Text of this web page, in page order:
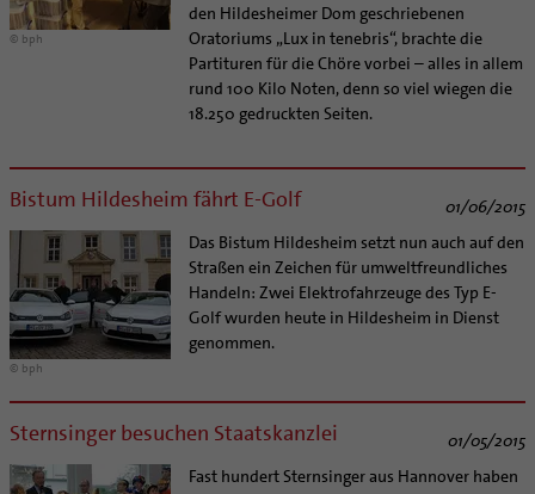
© bph
den Hildesheimer Dom geschriebenen
Oratoriums „Lux in tenebris“, brachte die
Partituren für die Chöre vorbei – alles in allem
rund 100 Kilo Noten, denn so viel wiegen die
18.250 gedruckten Seiten.
Bistum Hildesheim fährt E-Golf 01/06/2015
© bph
Das Bistum Hildesheim setzt nun auch auf den
Straßen ein Zeichen für umweltfreundliches
Handeln: Zwei Elektrofahrzeuge des Typ E-
Golf wurden heute in Hildesheim in Dienst
genommen.
Sternsinger besuchen Staatskanzlei 01/05/2015
Fast hundert Sternsinger aus Hannover haben